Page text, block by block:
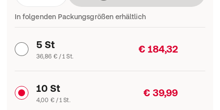
In folgenden Packungsgrößen erhältlich
5 St
36,86 € / 1 St.
€ 184,32
10 St
4,00 € / 1 St.
€ 39,99